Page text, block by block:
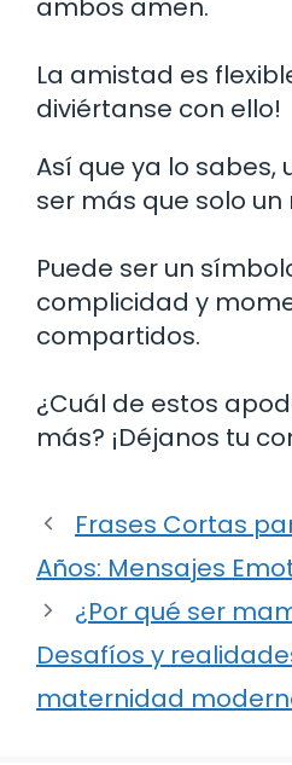
La amistad es
diviértanse con ello!
Así que ya lo sabes,
ser más que solo un
Puede ser un
complicidad y
compartidos.
¿Cuál de estos
más? ¡Déjanos tu
Frases Cortas
Años: Mensajes
¿Por qué ser
Desafíos y
maternidad